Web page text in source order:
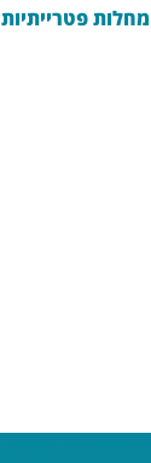
מחלות פטרייתיות